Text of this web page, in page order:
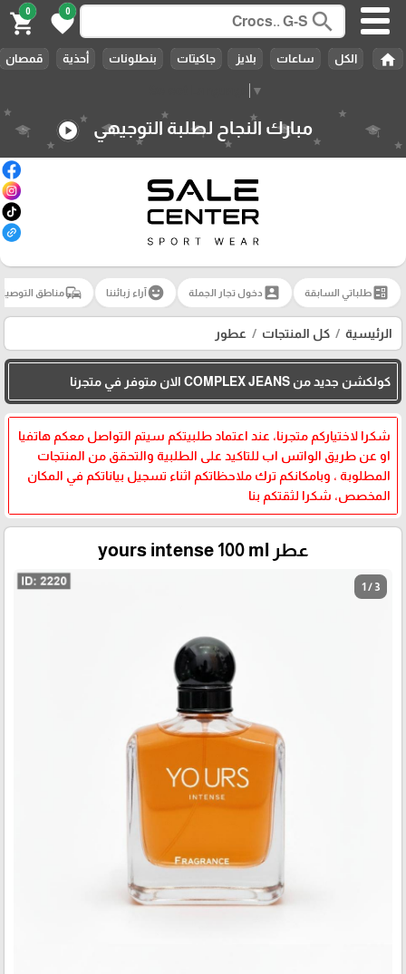
▼
search
0
favorite
0
shopping_cart
home الكل ساعات بلايز جاكيتات بنطلونات أحذية قمصان
مبارك النجاح لطلبة التوجيهي play_circle
ballotطلباتي السابقة account_box دخول تجار الجملة emoji_emotionsآراء زبائننا commuteمناطق
الرئيسية كل المنتجات عطور
كولكشن جديد من COMPLEX JEANS الان متوفر في متجرنا
شكرا لاختياركم متجرنا، عند اعتماد طلبيتكم سيتم التواصل معكم هاتفيا
او عن طريق الواتس اب للتاكيد على الطلبية والتحقق من المنتجات
المطلوبة ، وبامكانكم ترك ملاحظاتكم اثناء تسجيل بياناتكم في المكان
المخصص، شكرا لثقتكم بنا
عطر yours intense 100 ml
1 / 3